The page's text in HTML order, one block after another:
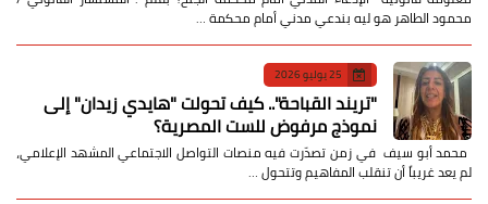
محمود الطاهر هو ليه بندعي مدني أمام محكمة …
25 يوليو 2026
​"تريند القباحة".. كيف تحولت "هايدي زيدان" إلى
نموذج مرفوض للست المصرية؟
​ محمد أبو سيف ​في زمن تصدّرت فيه منصات التواصل الاجتماعي المشهد الإعلامي،
لم يعد غريباً أن تنقلب المفاهيم وتتحول …